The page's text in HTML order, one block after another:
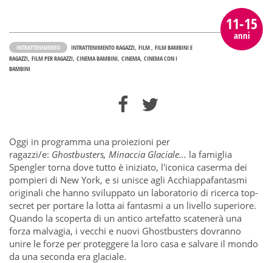
11-15
anni
INTRATTENIMENTO INTRATTENIMENTO RAGAZZI FILM FILM BAMBINI E
RAGAZZI FILM PER RAGAZZI CINEMA BAMBINI CINEMA CINEMA CON I
BAMBINI
Oggi in programma una proiezioni per
ragazzi/e: Ghostbusters, Minaccia Glaciale... la famiglia
Spengler torna dove tutto è iniziato, l'iconica caserma dei
pompieri di New York, e si unisce agli Acchiappafantasmi
originali che hanno sviluppato un laboratorio di ricerca top-
secret per portare la lotta ai fantasmi a un livello superiore.
Quando la scoperta di un antico artefatto scatenerà una
forza malvagia, i vecchi e nuovi Ghostbusters dovranno
unire le forze per proteggere la loro casa e salvare il mondo
da una seconda era glaciale.